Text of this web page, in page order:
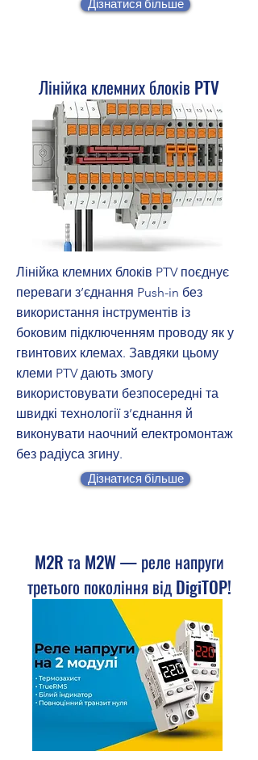
Дізнатися більше
Лінійка клемних блоків PTV
Лінійка клемних блоків PTV поєднує
переваги з’єднання Push-in без
використання інструментів із
боковим підключенням проводу як у
гвинтових клемах. Завдяки цьому
клеми PTV дають змогу
використовувати безпосередні та
швидкі технології з’єднання й
виконувати наочний електромонтаж
без радіуса згину.
Дізнатися більше
M2R та M2W — реле напруги
третього покоління від DigiTOP!